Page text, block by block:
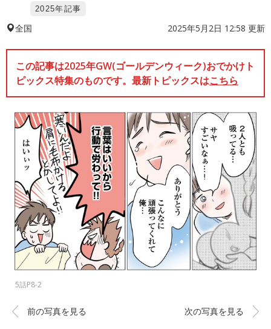
2025年記事
全国 2025年5月2日 12:58 更新
この記事は2025年GW(ゴールデンウィーク)おでかけト
ピックス特集のものです。最新トピックスはこちら
5話P8-2
前の写真を見る 次の写真を見る